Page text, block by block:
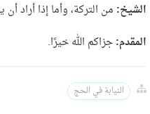
الشيخ: من التركة، وأما إذا أراد
المقدم:جزاكم الله خيرًا.
النيابة في الحج